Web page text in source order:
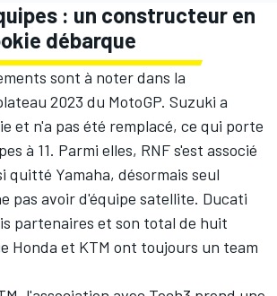
: un constructeur en
débarque
sont à noter dans la
2023 du MotoGP. Suzuki a
et n'a pas été remplacé, ce qui porte
à 11. Parmi elles, RNF s'est associé
quitté Yamaha, désormais seul
pas avoir d'équipe satellite. Ducati
partenaires et son total de huit
Honda et KTM ont toujours un team